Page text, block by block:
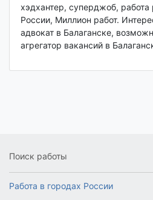
хэдхантер, суперджоб, работа
России, Миллион работ.
адвокат в Балаганске,
агрегатор вакансий в
Поиск работы
Работа в городах России